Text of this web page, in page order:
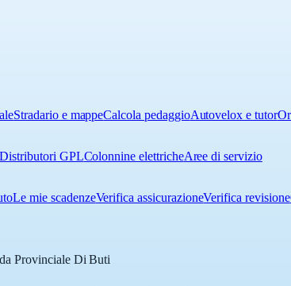
Stradario e mappeCalcola pedaggioAutovelox e tutor
Distributori GPLColonnine elettricheAree di servizio
Le mie scadenzeVerifica assicurazioneVerifica revisione
Provinciale Di Buti